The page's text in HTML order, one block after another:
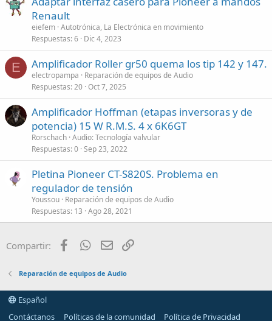
Renault
eiefem Autotrónica, La Electrónica en movimiento
Respuestas 6 Dic 4, 2023
E Amplificador Roller gr50 quema los tip 142 y 147.
electropampa
Reparación de equipos de Audio
Respuestas 20 Oct 7, 2025
Amplificador Hoffman (etapas inversoras y de
potencia) 15 W R.M.S. 4 x 6K6GT
Rorschach Audio: Tecnología valvular
Respuestas 0 Sep 23, 2022
Pletina Pioneer CT-S820S. Problema en
regulador de tensión
Youssou Reparación de equipos de Audio
Respuestas 13 Ago 28, 2021
Compartir: FacebookWhatsApp
Email
Reparación de equipos de Audio
Español
Contáctanos
Políticas de la comunidad Política de Privacidad